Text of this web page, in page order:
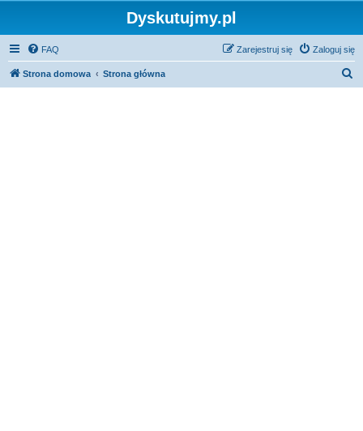
Dyskutujmy.pl
FAQ Zaloguj się
Zarejestruj się
Strona domowa Strona główna